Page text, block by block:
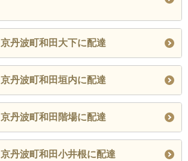
丹波町和田大下に配達
丹波町和田垣内に配達
丹波町和田階場に配達
丹波町和田小井根に配達